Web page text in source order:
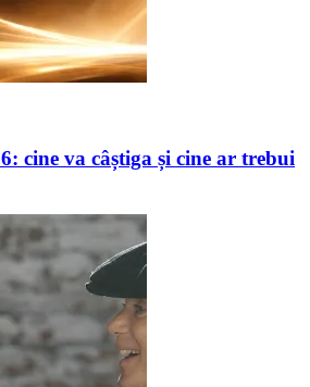
cine va câștiga și cine ar trebui